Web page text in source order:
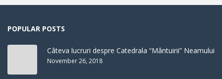
POPULAR POSTS
Câteva lucruri despre Catedrala “Mântuirii” Neamului
November 26, 2018